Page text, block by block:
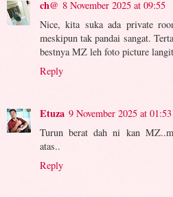
ch@ 8 November 2025 at 09:55
Nice, kita suka ada private
meskipun tak pandai sangat.
bestnya MZ leh foto picture
Reply
Etuza 9 November 2025 at 01:53
Turun berat dah ni kan
atas..
Reply